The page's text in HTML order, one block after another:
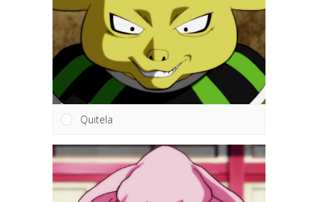
Quitela